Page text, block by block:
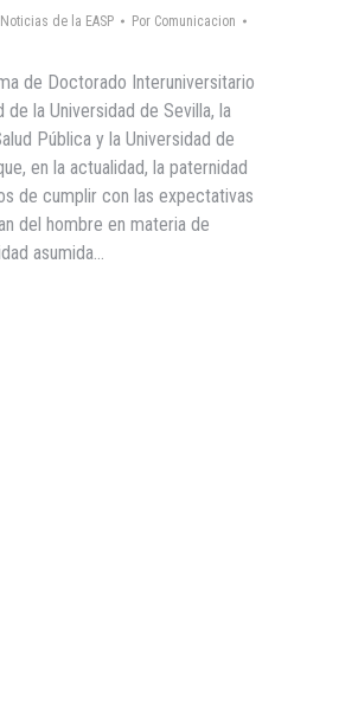
Noticias de la EASP Por Comunicacion
de Doctorado Interuniversitario
de la Universidad de Sevilla, la
Pública y la Universidad de
en la actualidad, la paternidad
de cumplir con las expectativas
del hombre en materia de
asumida…